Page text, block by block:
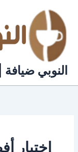
المحتوى
النوبي ضيافة |50753371
اختيار